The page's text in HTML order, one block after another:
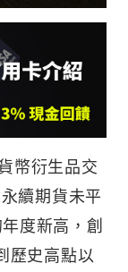
幣衍生品交
續期貨未平
度新高，創
歷史高點以